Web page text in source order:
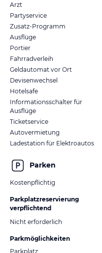
Arzt
Partyservice
Zusatz-Programm
Ausflüge
Portier
Fahrradverleih
Geldautomat vor Ort
Devisenwechsel
Hotelsafe
Informationsschalter für
Ausflüge
Ticketservice
Autovermietung
Ladestation für Elektroautos
Parken
Kostenpflichtig
Parkplatzreservierung
verpflichtend
Nicht erforderlich
Parkmöglichkeiten
Parkplatz